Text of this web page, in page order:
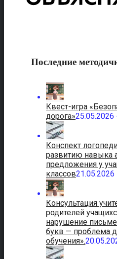
Последние
Квест-игра
дорога»25.05.2026
Конспект
развитию навыка
предложения у
классов21.05.2026
Консультация
родителей
нарушение
букв — проблема
обучения».